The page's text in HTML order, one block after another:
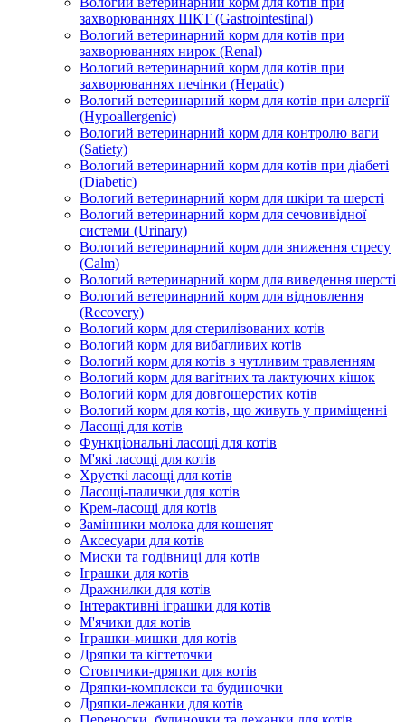
захворюваннях ШКТ (Gastrointestinal)
Вологий ветеринарний корм для котів при
захворюваннях нирок (Renal)
Вологий ветеринарний корм для котів при
захворюваннях печінки (Hepatic)
Вологий ветеринарний корм для котів при алергії
(Hypoallergenic)
Вологий ветеринарний корм для контролю ваги
(Satiety)
Вологий ветеринарний корм для котів при діабеті
(Diabetic)
Вологий ветеринарний корм для шкіри та шерсті
Вологий ветеринарний корм для сечовивідної
системи (Urinary)
Вологий ветеринарний корм для зниження стресу
(Calm)
Вологий ветеринарний корм для виведення шерсті
Вологий ветеринарний корм для відновлення
(Recovery)
Вологий корм для стерилізованих котів
Вологий корм для вибагливих котів
Вологий корм для котів з чутливим травленням
Вологий корм для вагітних та лактуючих кішок
Вологий корм для довгошерстих котів
Вологий корм для котів, що живуть у приміщенні
Ласощі для котів
Функціональні ласощі для котів
М'які ласощі для котів
Хрусткі ласощі для котів
Ласощі-палички для котів
Крем-ласощі для котів
Замінники молока для кошенят
Аксесуари для котів
Миски та годівниці для котів
Іграшки для котів
Дражнилки для котів
Інтерактивні іграшки для котів
М'ячики для котів
Іграшки-мишки для котів
Дряпки та кігтеточки
Стовпчики-дряпки для котів
Дряпки-комплекси та будиночки
Дряпки-лежанки для котів